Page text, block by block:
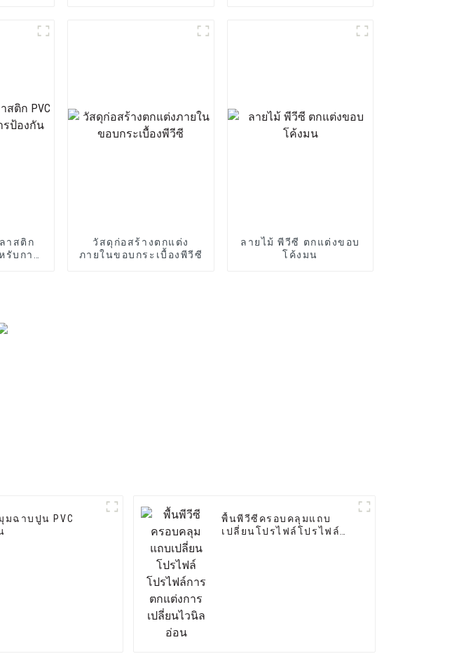
าสติก
รับการ
วัสดุก่อสร้างตกแต่ง
ภายในขอบกระเบื้องพีวีซี
ลายไม้ พีวีซี ตกแต่งขอบ
โค้งมน
มฉาบปูน PVC
พื้นพีวีซีครอบคลุมแถบ
เปลี่ยนโปรไฟล์โปรไฟล์